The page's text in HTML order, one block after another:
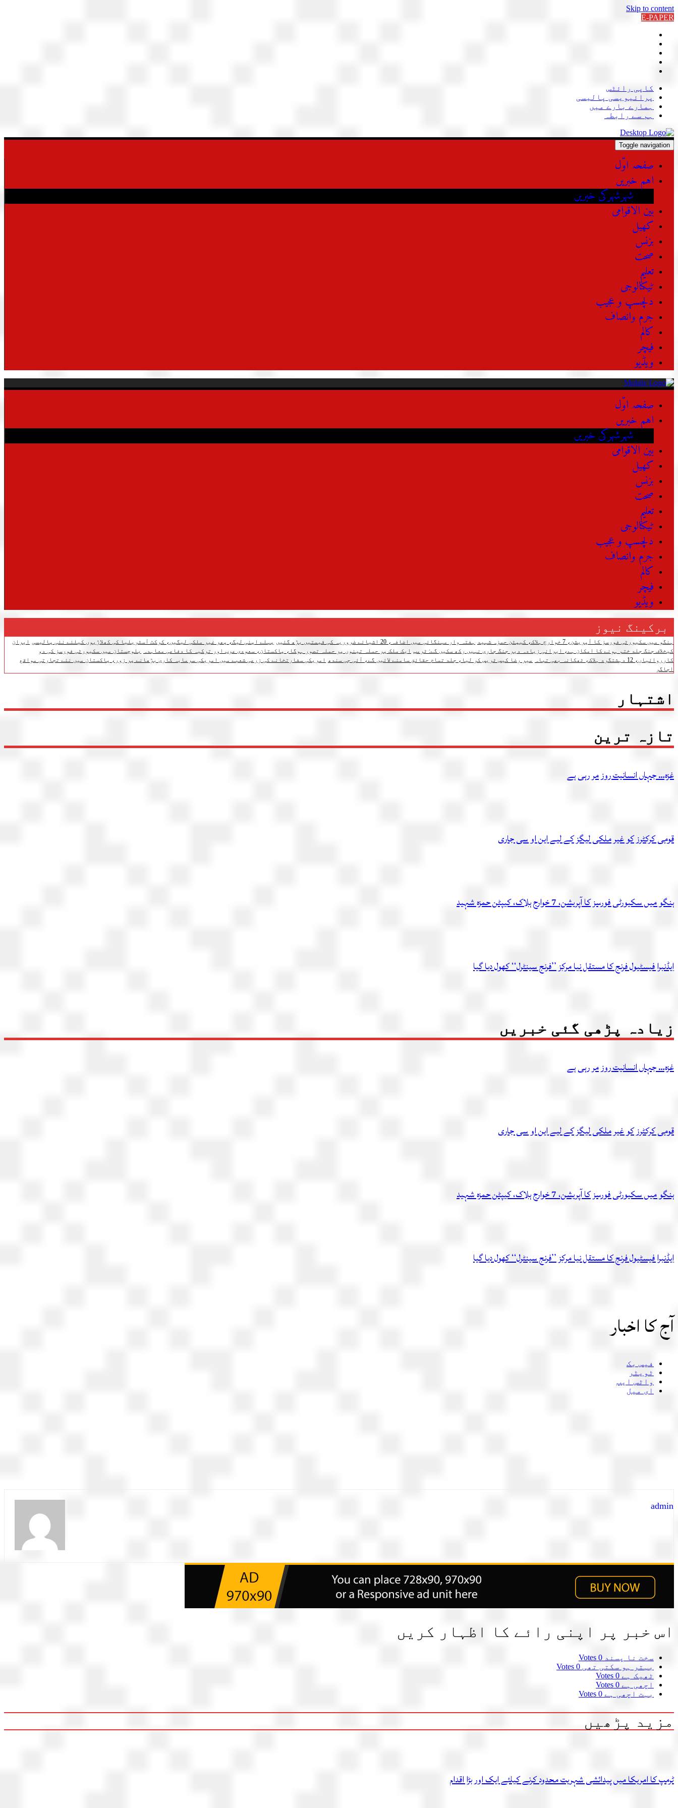
Skip to content
E-PAPER
کاپی رائٹس
پرائیویسی پالیسی
ہمارے بارے میں
ہم سے رابطہ
Toggle navigation
صفحہ اوّل
اہم خبریں
شہرشہرکی خبریں
بین الاقوامی
کھیل
بزنس
صحت
تعلیم
ٹیکنالوجی
دلچسپ و عجیب
جرم وانصاف
کالم
فیچر
ویڈیو
صفحہ اوّل
اہم خبریں
شہرشہرکی خبریں
بین الاقوامی
کھیل
بزنس
صحت
تعلیم
ٹیکنالوجی
دلچسپ و عجیب
جرم وانصاف
کالم
فیچر
ویڈیو
برکینگ نیوز
ہنگو میں سکیورٹی فورسز کا آپریشن، 7 خوارج ہلاک، کیپٹن حمزہ شہید ہفتہ وار مہنگائی میں اضافہ، 20 اشیائے ضروریہ کی قیمتیں بڑھ گئیں پہلے اپنی لیگ، پھر غیر ملکی لیگیں، کرکٹ آسٹریلیا کی کھلاڑیوں کیلئے نئی پالیسی ایران
کیخلاف جنگ جلد ختم ہونے کا امکان ہے، ایرانی زیادہ دیر جنگ جاری نہیں رکھ سکیں گے: ٹرمپ ایک ملک پر حملہ تینوں پر حملہ تصور ہوگا، پاکستان، سعودی عرب اور ترکیہ کا دفاعی معاہدہ
بلوچستان میں سکیورٹی فورسز کی دو
کارروائیاں، 12 دہشتگرد ہلاک، ٹھکانہ بھی تباہ
میر رضا کیس ٹریس کر لیا، جلد تمام حقائق سامنے لائیں گے، آئی جی سندھ امریکی سفارتخانے کی زرعی شعبے میں امریکی سرمایہ کاری بڑھانے پر زور، پاکستان میں نئے تجارتی مواقع
اجاگر
اشتہار
تازہ ترین
غزہ… جہاں انسانیت روز مر رہی ہے
قومی کرکٹرز کو غیر ملکی لیگز کے لیے این او سی جاری
ہنگو میں سکیورٹی فورسز کا آپریشن، 7 خوارج ہلاک، کیپٹن حمزہ شہید
ایڈنبرا فیسٹیول فرنج کا مستقل نیا مرکز ’’فرنج سینٹرل‘‘ کھول دیا گیا
زیادہ پڑھی گئی خبریں
غزہ… جہاں انسانیت روز مر رہی ہے
قومی کرکٹرز کو غیر ملکی لیگز کے لیے این او سی جاری
ہنگو میں سکیورٹی فورسز کا آپریشن، 7 خوارج ہلاک، کیپٹن حمزہ شہید
ایڈنبرا فیسٹیول فرنج کا مستقل نیا مرکز ’’فرنج سینٹرل‘‘ کھول دیا گیا
آج کا اخبار
فیس بک
ٹویٹر
واٹس ایپ
ای میل
admin
اس خبر پر اپنی رائے کا اظہار کریں
سخت نا پسند 0 Votes
بہتر ہو سکتی تھی 0 Votes
ٹھیک ہے 0 Votes
اچھی ہے 0 Votes
بہت اچھی ہے 0 Votes
مزید پڑھیں
ٹرمپ کا امریکا میں پیدائشی شہریت محدود کرنے کیلئے ایک اور بڑا اقدام